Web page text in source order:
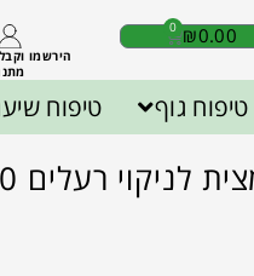
₪0.00
0
טיפוח גוף טיפוח
רעלים 50 מל